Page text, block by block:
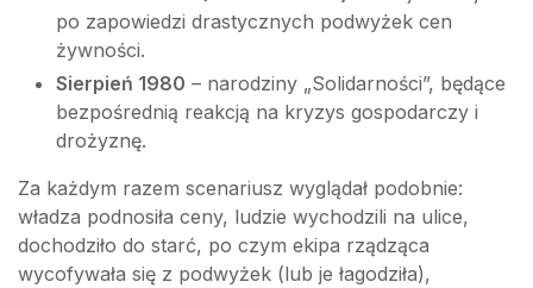
po zapowiedzi drastycznych podwyżek cen
żywności.
Sierpień 1980 – narodziny „Solidarności”, będące
bezpośrednią reakcją na kryzys gospodarczy i
drożyznę.
Za każdym razem scenariusz wyglądał podobnie:
władza podnosiła ceny, ludzie wychodzili na ulice,
dochodziło do starć, po czym ekipa rządząca
wycofywała się z podwyżek (lub je łagodziła),